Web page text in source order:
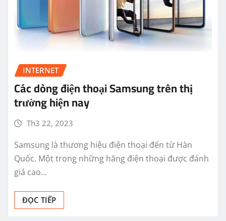
INTERNET
Các dòng điện thoại Samsung trên thị
trường hiện nay
Th3 22, 2023
Samsung là thương hiệu điện thoại đến từ Hàn
Quốc. Một trong những hãng điện thoại được đánh
giá cao…
ĐỌC TIẾP